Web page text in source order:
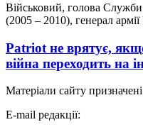
Військовий, голова Служби
(2005 – 2010), генерал армії
Patriot не врятує,
війна переходить на
Матеріали сайту
E-mail редакції: